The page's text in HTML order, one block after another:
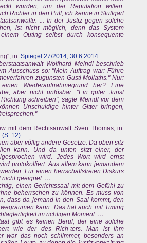
wurden, um der Reputation willen.
Richter in den Puff, ich kenne in Stuttgart
... In der Justiz gegen solche
ist nicht möglich, denn das System
Outing selbst durch konsequente
in: Spiegel 27/2014, 30.6.2014
Wolfhard Meindl beschrieb
Ausschuss so: "Mein Auftrag war: Führe
zugunsten Gustl Mollaths." Nur:
Wiederaufnahmegrund her? Eine
aber nicht unlösbar: "Ein guter Jurist
schreiben", sagte Meindl vor dem
Unschuldige hinter Gitter bringen,
mit dem Rechtsanwalt Sven Thomas, in:
(S. 12)
aber völlig andere Gesetze. Da oben sitz
kann. Und da unten sitzt einer, der
wird. Jedes Wort wird ernst
protokolliert. Aus allem kann jemandem
Für einen herrschaftsfreien Diskurs
nicht geeignet. …
einen Gerichtssaal mit dem Gefühl zu
beherrschen zu können. Es muss von
dass da jemand in den Saal kommt, den
kann. Das hat auch mit Timing
im richtigen Moment. …
gibt es keinen Beruf, der eine solche
wie der des Rich-ters. Man ist ihm
war das noch schlimmer, besonders an